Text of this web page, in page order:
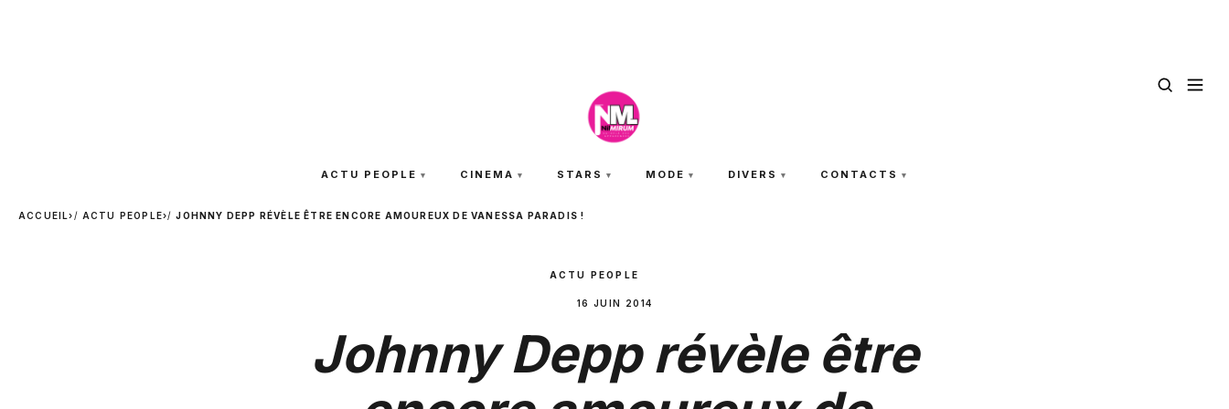
ACTU PEOPLE CINEMA STARS MODE DIVERS CONTACTS
ACCUEIL› ACTU PEOPLE› JOHNNY DEPP RÉVÈLE ÊTRE ENCORE AMOUREUX DE VANESSA PARADIS !
ACTU PEOPLE
16 JUIN 2014
Johnny Depp révèle être